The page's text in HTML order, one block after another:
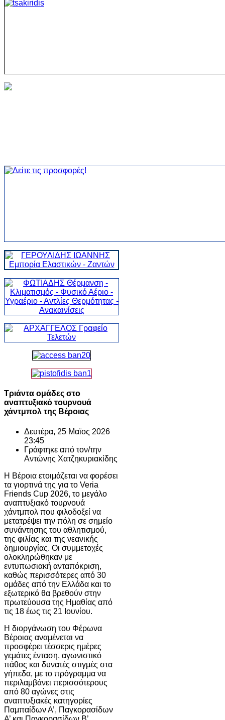
Τριάντα ομάδες στο
αναπτυξιακό τουρνουά
χάντμπολ της Βέροιας
Δευτέρα, 25 Μαϊος 2026
23:45
Γράφτηκε από τον/την
Αντώνης Χατζηκυριακίδης
Η Βέροια ετοιμάζεται να φορέσει
τα γιορτινά της για το Veria
Friends Cup 2026, το μεγάλο
αναπτυξιακό τουρνουά
χάντμπολ που φιλοδοξεί να
μετατρέψει την πόλη σε σημείο
συνάντησης του αθλητισμού,
της φιλίας και της νεανικής
δημιουργίας. Οι συμμετοχές
ολοκληρώθηκαν με
εντυπωσιακή ανταπόκριση,
καθώς περισσότερες από 30
ομάδες από την Ελλάδα και το
εξωτερικό θα βρεθούν στην
πρωτεύουσα της Ημαθίας από
τις 18 έως τις 21 Ιουνίου.
Η διοργάνωση του Φέρωνα
Βέροιας αναμένεται να
προσφέρει τέσσερις ημέρες
γεμάτες ένταση, αγωνιστικό
πάθος και δυνατές στιγμές στα
γήπεδα, με το πρόγραμμα να
περιλαμβάνει περισσότερους
από 80 αγώνες στις
αναπτυξιακές κατηγορίες
Παμπαίδων Α’, Παγκορασίδων